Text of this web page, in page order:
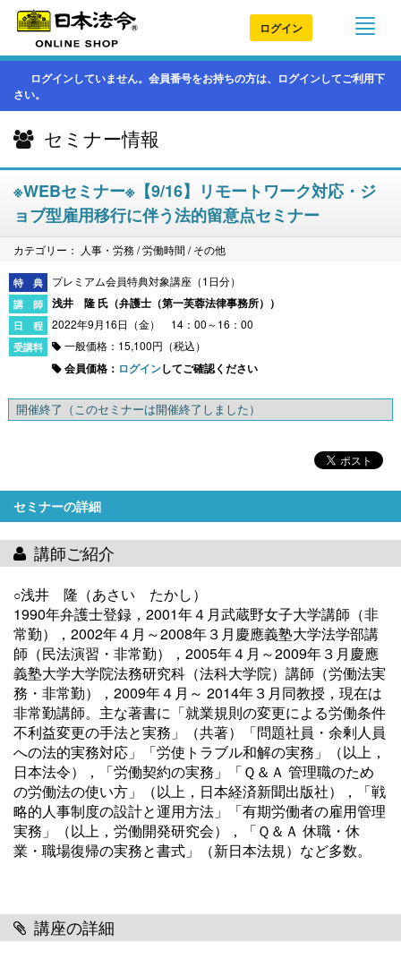
ログイン
ログインしていません。会員番号をお持ちの方は、ログインしてご利用下
さい。
セミナー情報
※WEBセミナー※【9/16】リモートワーク対応・ジ
ョブ型雇用移行に伴う法的留意点セミナー
カテゴリー： 人事・労務 / 労働時間 / その他
プレミアム会員特典対象講座（1日分）
浅井 隆 氏（弁護士（第一芙蓉法律事務所） ）
2022年9月16日（金） 14：00～16：00
一般価格：15,100円（税込）
会員価格： ログインしてご確認ください
開催終了 （このセミナーは開催終了しました）
セミナーの詳細
講師ご紹介
○浅井 隆（あさい たかし）
1990年弁護士登録，2001年４月武蔵野女子大学講師（非
常勤），2002年４月～2008年３月慶應義塾大学法学部講
師（民法演習・非常勤），2005年４月～2009年３月慶應
義塾大学大学院法務研究科（法科大学院）講師（労働法実
務・非常勤），2009年４月～ 2014年３月同教授，現在は
非常勤講師。主な著書に「就業規則の変更による労働条件
不利益変更の手法と実務」（共著）「問題社員・余剰人員
への法的実務対応」「労使トラブル和解の実務」（以上，
日本法令），「労働契約の実務」「Ｑ＆Ａ 管理職のため
の労働法の使い方」（以上，日本経済新聞出版社），「戦
略的人事制度の設計と運用方法」「有期労働者の雇用管理
実務」（以上，労働開発研究会），「Ｑ＆Ａ 休職・休
業・職場復帰の実務と書式」（新日本法規）など多数。
講座の詳細